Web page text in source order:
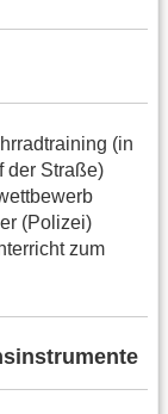
(in
der Straße)
(Polizei)
zum